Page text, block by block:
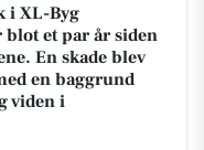
i XL-Byg
et par år siden
En skade blev
en baggrund
viden i